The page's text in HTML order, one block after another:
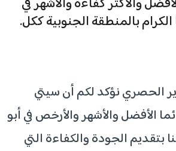
بالمنطقة الجنوبية ككل.
الحصري نؤكد لكم أن سيتي
الأفضل والأشهر والأرخص في أبو
بتقديم الجودة والكفاءة التي